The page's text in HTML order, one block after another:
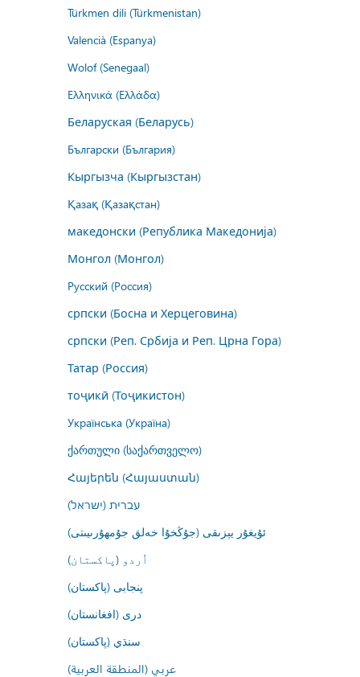
Türkmen dili (Türkmenistan)
Valencià (Espanya)
Wolof (Senegaal)
Ελληνικά (Ελλάδα)
Беларуская (Беларусь)
Български (България)
Кыргызча (Кыргызстан)
Қазақ (Қазақстан)
македонски (Република Македонија)
Монгол (Монгол)
Русский (Россия)
српски (Босна и Херцеговина)
српски (Реп. Србија и Реп. Црна Гора)
Татар (Россия)
тоҷикӣ (Тоҷикистон)
Українська (Україна)
ქართული (საქართველო)
Հայերեն (Հայաստան)
עברית (ישראל)
ئۇيغۇر يېزىقى (جۇڭخۇا خەلق جۇمھۇرىيىتى)
اُردو (پاکستان)
پنجابی (پاکستان)
درى (افغانستان)
سنڌي (پاکستان)
عربي (المنطقة العربية)